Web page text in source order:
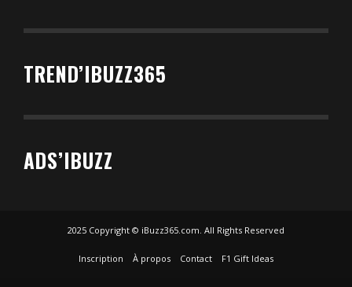
TREND’IBUZZ365
ADS’IBUZZ
2025 Copyright © iBuzz365.com. All Rights Reserved
Inscription À propos Contact F1 Gift Ideas